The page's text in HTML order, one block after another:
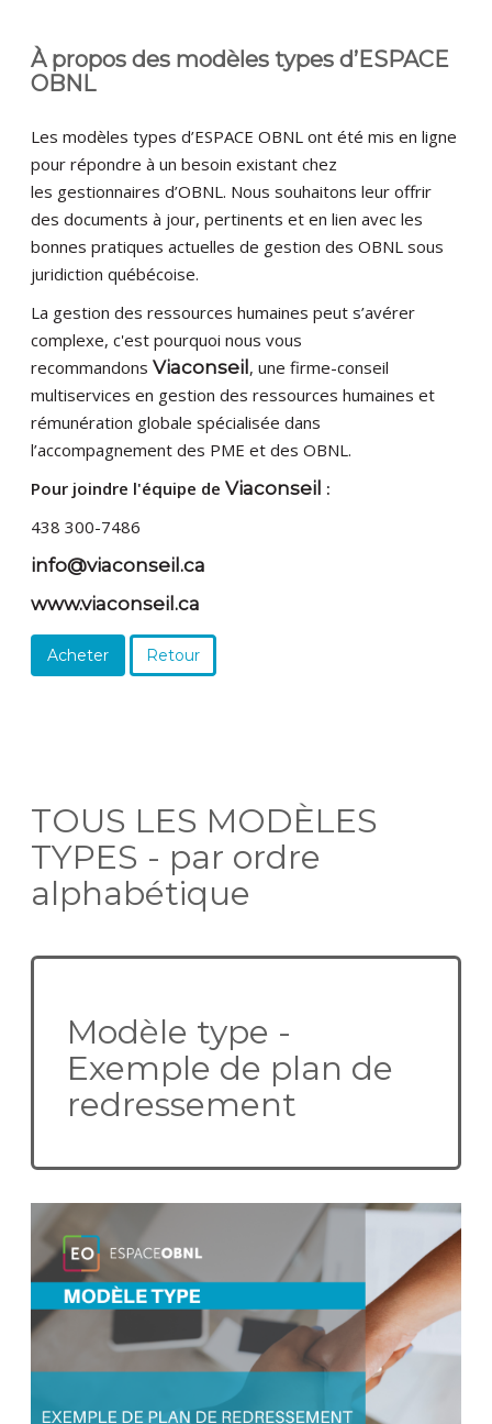
À propos des modèles types d’ESPACE
OBNL
Les modèles types d’ESPACE OBNL ont été mis en ligne
pour répondre à un besoin existant chez
les gestionnaires d’OBNL. Nous souhaitons leur offrir
des documents à jour, pertinents et en lien avec les
bonnes pratiques actuelles de gestion des OBNL sous
juridiction québécoise.
La gestion des ressources humaines peut s’avérer
complexe, c'est pourquoi nous vous
recommandonsViaconseil , une firme-conseil
multiservices en gestion des ressources humaines et
rémunération globale spécialisée dans
l’accompagnement des PME et des OBNL.
Pour joindre l'équipe deViaconseil :
438 300-7486
info@viaconseil.ca
www.viaconseil.ca
Acheter Retour
TOUS LES MODÈLES
TYPES - par ordre
alphabétique
Modèle type -
Exemple de plan de
redressement